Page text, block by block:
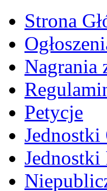
Strona
Nagrania
Petycje
Jednostki
Jednostki